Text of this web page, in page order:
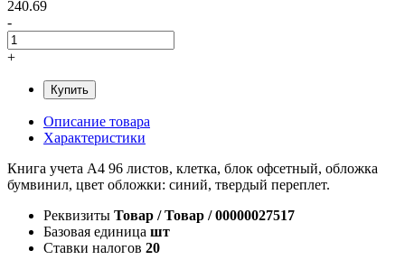
240.69
-
+
Купить
Описание товара
Характеристики
Книга учета А4 96 листов, клетка, блок офсетный, обложка
бумвинил, цвет обложки: синий, твердый переплет.
Реквизиты Товар / Товар / 00000027517
Базовая единица шт
Ставки налогов 20